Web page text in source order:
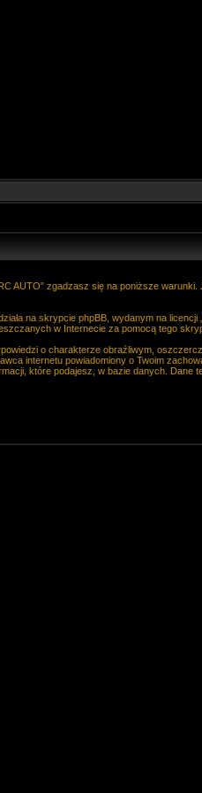
AUTO” zgadzasz się na poniższe
na skrypcie phpBB, wydanym na licencji „
w Internecie za pomocą tego
o charakterze obraźliwym,
internetu powiadomiony o Twoim
które podajesz, w bazie danych. Dane